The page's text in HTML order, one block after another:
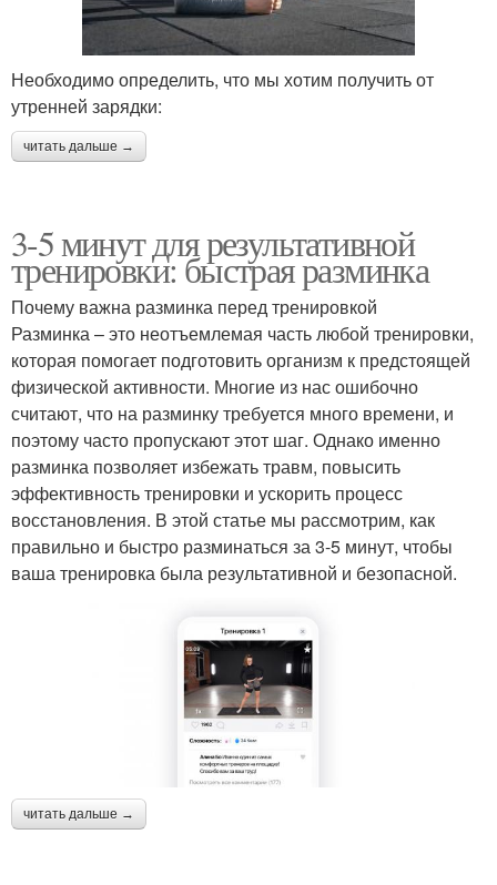
Необходимо определить, что мы хотим получить от
утренней зарядки:
читать дальше →
3-5 минут для результативной
тренировки: быстрая разминка
Почему важна разминка перед тренировкой
Разминка – это неотъемлемая часть любой тренировки,
которая помогает подготовить организм к предстоящей
физической активности. Многие из нас ошибочно
считают, что на разминку требуется много времени, и
поэтому часто пропускают этот шаг. Однако именно
разминка позволяет избежать травм, повысить
эффективность тренировки и ускорить процесс
восстановления. В этой статье мы рассмотрим, как
правильно и быстро разминаться за 3-5 минут, чтобы
ваша тренировка была результативной и безопасной.
читать дальше →